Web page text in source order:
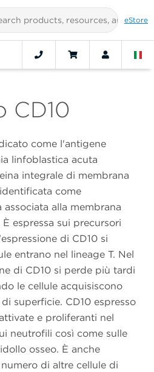
eStore
CD10
come l'antigene
linfoblastica acuta
integrale di membrana
come
alla membrana
È espressa sui precursori
di CD10 si
entrano nel lineage T. Nel
di CD10 si perde più tardi
le cellule acquisiscono
superficie. CD10 espresso
e proliferanti nel
neutrofili così come sulle
osseo. È anche
di altre cellule di